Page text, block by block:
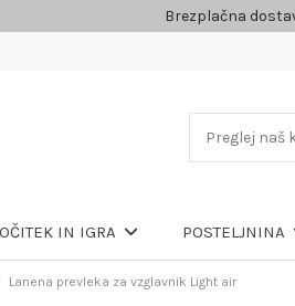
Brezplačna
IN IGRA POSTELJNINA
Lanena prevleka za vzglavnik Light air